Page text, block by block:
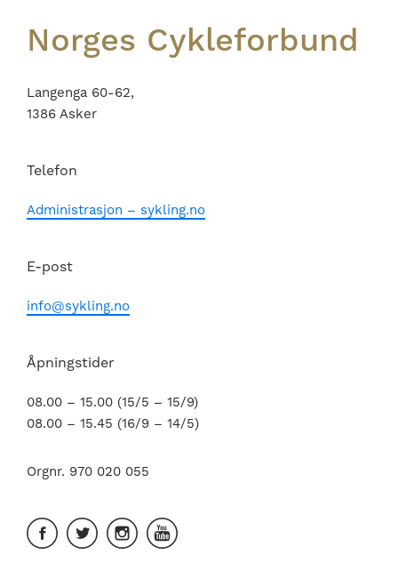
Norges Cykleforbund
Langenga 60-62,
1386 Asker
Telefon
Administrasjon – sykling.no
E-post
info@sykling.no
Åpningstider
08.00 – 15.00 (15/5 – 15/9)
08.00 – 15.45 (16/9 – 14/5)
Orgnr. 970 020 055